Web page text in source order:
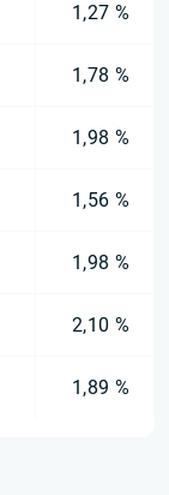
1,27 %
1,78 %
1,98 %
1,56 %
1,98 %
2,10 %
1,89 %